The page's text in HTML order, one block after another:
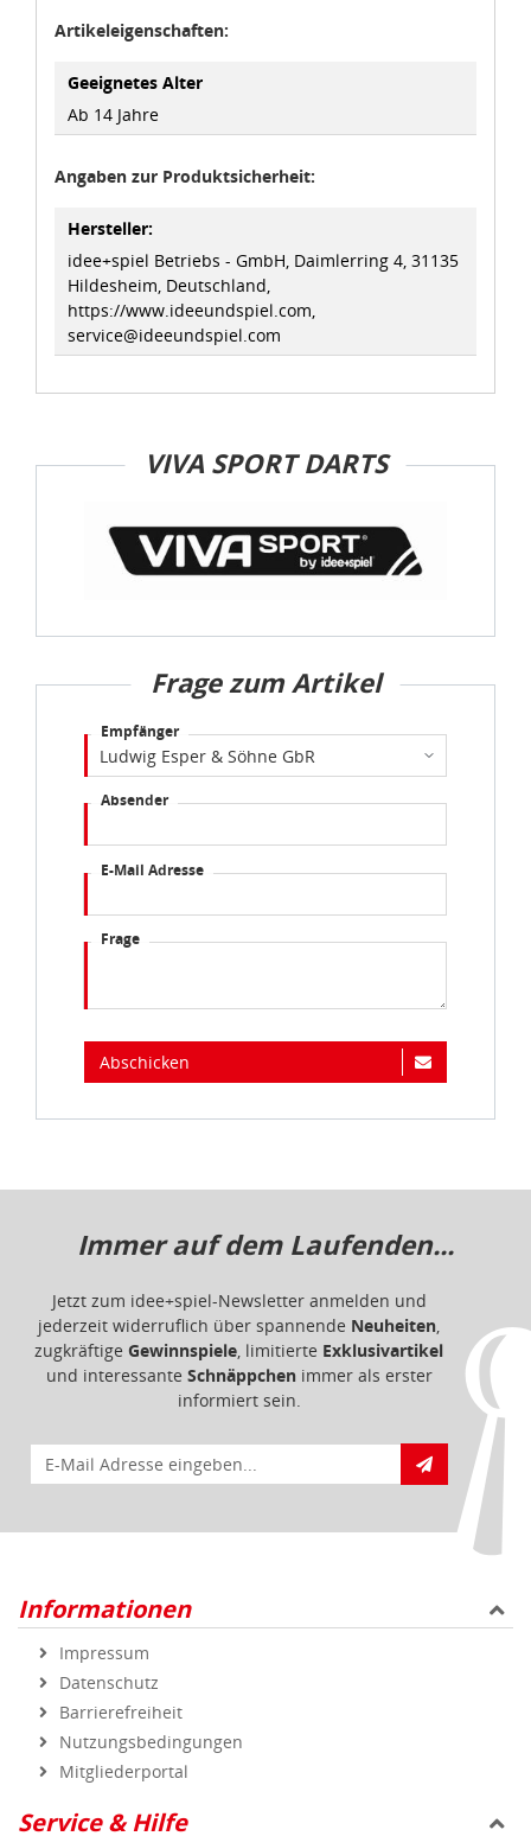
idee+spiel Betriebs-GmbH
Datenschutzbestimmungen
Artikeleigenschaften:
Geeignetes Alter
Ab 14 Jahre
Angaben zur Produktsicherheit:
Hersteller:
idee+spiel Betriebs - GmbH, Daimlerring 4, 31135
Hildesheim, Deutschland,
https://www.ideeundspiel.com,
service@ideeundspiel.com
VIVA SPORT DARTS
Frage zum Artikel
Empfänger
Absender
E-Mail Adresse
Frage
Abschicken
Immer auf dem Laufenden...
Jetzt zum idee+spiel-Newsletter anmelden und
jederzeit widerruflich über spannende Neuheiten,
zugkräftige Gewinnspiele, limitierte Exklusivartikel
und interessante Schnäppchenimmer als erster
informiert sein.
E-Mail für Newsletteranmeldung
Informationen
Impressum
Datenschutz
Barrierefreiheit
Nutzungsbedingungen
Mitgliederportal
Service & Hilfe